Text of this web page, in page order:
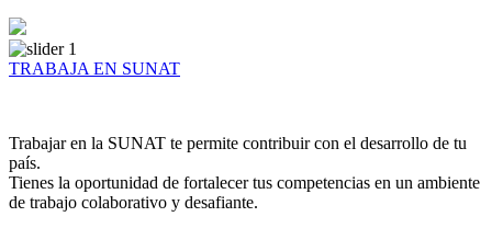
TRABAJA EN SUNAT
Trabajar en la SUNAT te permite contribuir con el desarrollo de tu
país.
Tienes la oportunidad de fortalecer tus competencias en un ambiente
de trabajo colaborativo y desafiante.